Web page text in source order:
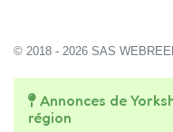
© 2018 - 2026 SAS
Annonces de
région